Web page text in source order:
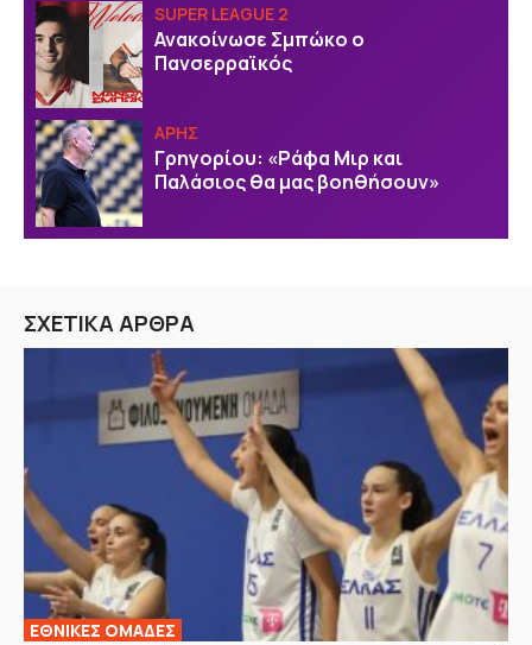
SUPER LEAGUE 2
Ανακοίνωσε Σμπώκο ο
Πανσερραϊκός
ΑΡΗΣ
Γρηγορίου: «Ράφα Μιρ και
Παλάσιος θα μας βοηθήσουν»
ΣΧΕΤΙΚΑ ΑΡΘΡΑ
EΘΝΙΚΕΣ OΜΑΔΕΣ